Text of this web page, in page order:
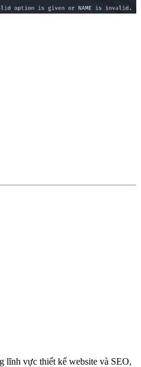
lĩnh vực thiết kế website và SEO,